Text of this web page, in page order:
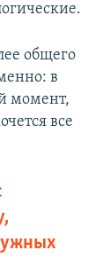
общего
в
момент,
все